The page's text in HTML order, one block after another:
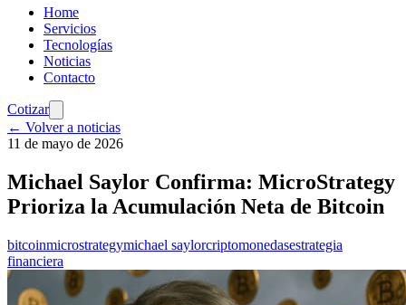
Home
Servicios
Tecnologías
Noticias
Contacto
Cotizar
← Volver a noticias
11 de mayo de 2026
Michael Saylor Confirma: MicroStrategy
Prioriza la Acumulación Neta de Bitcoin
bitcoinmicrostrategymichael saylorcriptomonedasestrategia
financiera